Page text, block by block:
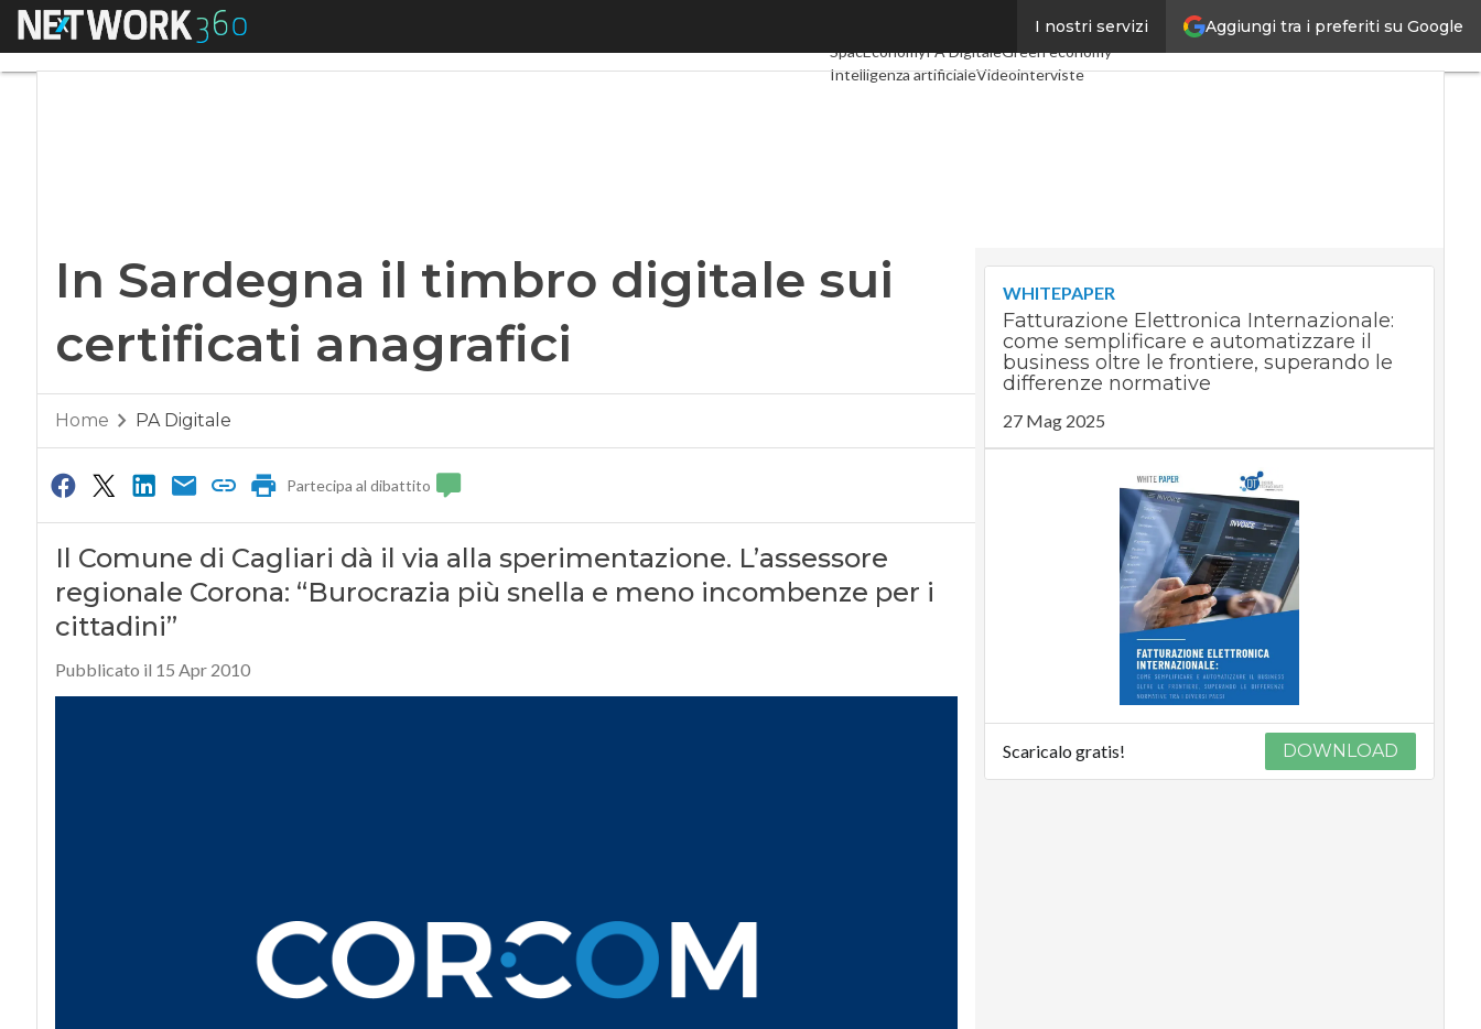
Aggiungi tra i preferiti su Google
I nostri servizi
Menu TelcoIndustria 4.0
SpacEconomyPA DigitaleGreen economy
Intelligenza artificialeVideointerviste
In Sardegna il timbro digitale sui
certificati anagrafici
Home PA Digitale
Partecipa al dibattito
Il Comune di Cagliari dà il via alla sperimentazione. L’assessore
regionale Corona: “Burocrazia più snella e meno incombenze per i
cittadini”
Pubblicato il 15 Apr 2010
WHITEPAPER
Fatturazione Elettronica Internazionale:
come semplificare e automatizzare il
business oltre le frontiere, superando le
differenze normative
27 Mag 2025
Scaricalo gratis! DOWNLOAD